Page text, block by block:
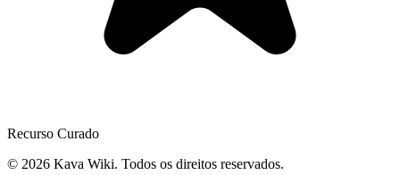
Recurso Curado
© 2026 Kava Wiki. Todos os direitos reservados.